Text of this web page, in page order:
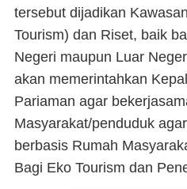
tersebut dijadikan
Tourism) dan Riset, baik
Negeri maupun Luar
akan memerintahkan
Pariaman agar
Masyarakat/penduduk
berbasis Rumah
Bagi Eko Tourism dan